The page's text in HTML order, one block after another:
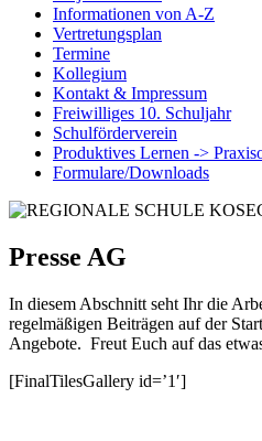
Informationen von A-Z
Vertretungsplan
Termine
Kollegium
Kontakt & Impressum
Freiwilliges 10. Schuljahr
Schulförderverein
Produktives Lernen ->
Formulare/Downloads
Presse AG
In diesem Abschnitt seht Ihr die
regelmäßigen Beiträgen auf der
Angebote. Freut Euch auf das
[FinalTilesGallery id=’1′]